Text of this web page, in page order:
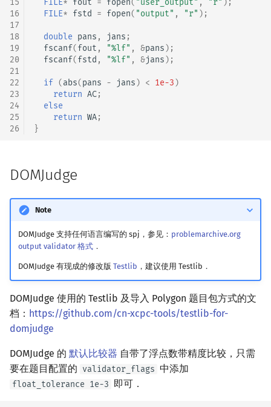
16
17
18
19
20
21
22
23
24
25
26
FILE* fstd = fopen( "output" , "r" );
double pans , jans ;
fscanf(fout , "%lf" , &pans);
fscanf(fstd , "%lf" , &jans);
if (abs(pans - jans) < 1e-3)
return AC;
else
return WA;
}
DOMJudge
Note
DOMJudge 支持任何语言编写的 spj，参见： problemarchive.org
output validator 格式．
DOMJudge 有现成的修改版 Testlib ，建议使用 Testlib．
DOMJudge 使用的 Testlib 及导入 Polygon 题目包方式的文
档： https://github.com/cn-xcpc-tools/testlib-for-
domjudge
DOMJudge 的 默认比较器 自带了浮点数带精度比较，只需
要在题目配置的 validator_flags 中添加
float_tolerance 1e-3 即可．